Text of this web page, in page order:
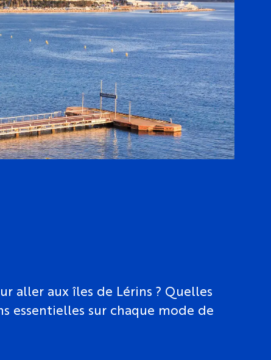
aller aux îles de Lérins ? Quelles
essentielles sur chaque mode de